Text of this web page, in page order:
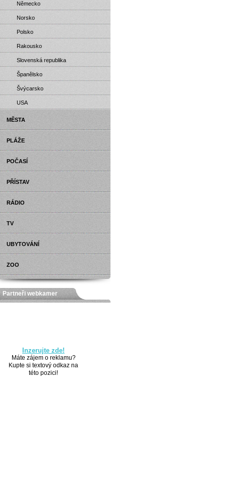
Německo
Norsko
Polsko
Rakousko
Slovenská republika
Španělsko
Švýcarsko
USA
MĚSTA
PLÁŽE
POČASÍ
PŘÍSTAV
RÁDIO
TV
UBYTOVÁNÍ
ZOO
Partneři webkamer
Inzerujte zde!
Máte zájem o reklamu?
Kupte si textový odkaz na
této pozici!